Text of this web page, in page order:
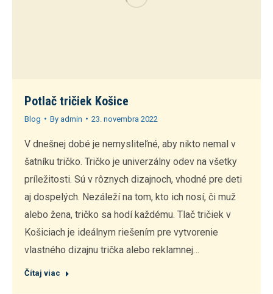
Potlač tričiek Košice
Blog By admin 23. novembra 2022
V dnešnej dobé je nemysliteľné, aby nikto nemal v
šatníku tričko. Tričko je univerzálny odev na všetky
príležitosti. Sú v rôznych dizajnoch, vhodné pre deti
aj dospelých. Nezáleží na tom, kto ich nosí, či muž
alebo žena, tričko sa hodí každému. Tlač tričiek v
Košiciach je ideálnym riešením pre vytvorenie
vlastného dizajnu trička alebo reklamnej…
Čítaj viac